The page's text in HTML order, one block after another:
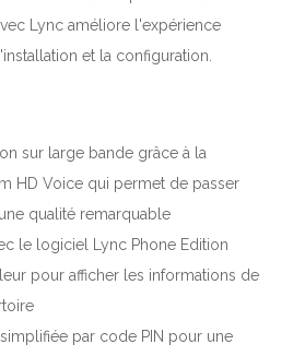
Lync améliore l'expérience
et la configuration.
sur large bande grâce à la
HD Voice qui permet de passer
qualité remarquable
le logiciel Lync Phone Edition
pour afficher les informations de
par code PIN pour une